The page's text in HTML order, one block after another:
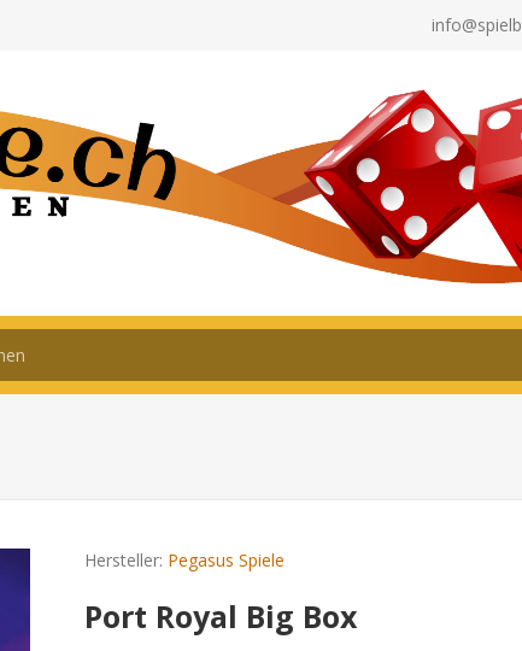
Hersteller: Pegasus Spiele
Port Royal Big Box